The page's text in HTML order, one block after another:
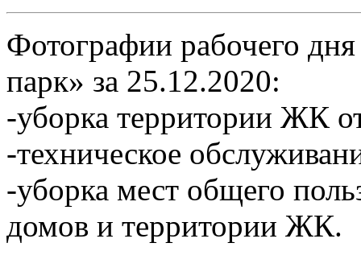
Фотографии рабочего
парк» за 25.12.2020:
-уборка территории ЖК
-техническое
-уборка мест общего
домов и территории ЖК.